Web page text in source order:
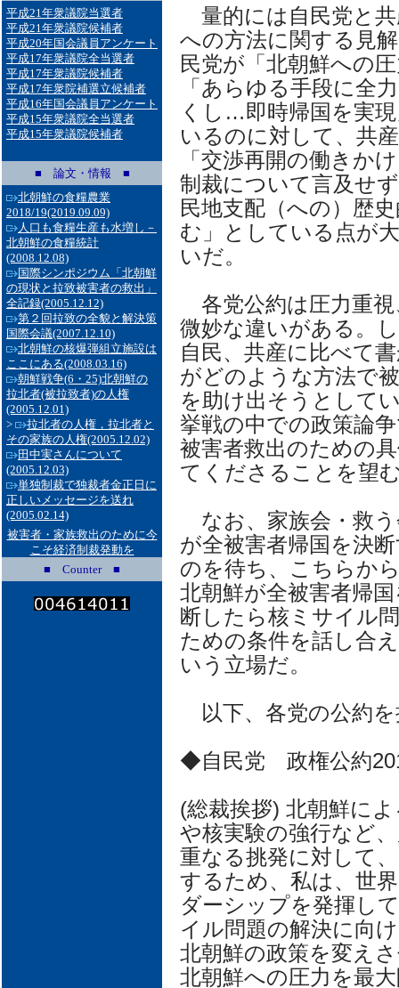
平成21年衆議院当選者
平成21年衆議院候補者
平成20年国会議員アンケート
平成17年衆議院全当選者
平成17年衆議院候補者
平成17年衆院補選立候補者
平成16年国会議員アンケート
平成15年衆議院全当選者
平成15年衆議院候補者
■ 論文・情報 ■
北朝鮮の食糧農業
2018/19(2019.09.09)
人口も食糧生産も水増し－
北朝鮮の食糧統計
(2008.12.08)
国際シンポジウム「北朝鮮
の現状と拉致被害者の救出」
全記録(2005.12.12)
第２回拉致の全貌と解決策
国際会議(2007.12.10)
北朝鮮の核爆弾組立施設は
ここにある(2008.03.16)
朝鮮戦争(6・25)北朝鮮の
拉北者(被拉致者)の人権
(2005.12.01)
>
拉北者の人権，拉北者と
その家族の人権(2005.12.02)
田中実さんについて
(2005.12.03)
単独制裁で独裁者金正日に
正しいメッセージを送れ
(2005.02.14)
被害者・家族救出のために今
こそ経済制裁発動を
■ Counter ■
量的には自民党と
への方法に関する見
民党が「北朝鮮への
「あらゆる手段に全
くし…即時帰国を実
いるのに対して、共
「交渉再開の働きか
制裁について言及せ
民地支配（への）歴
む」としている点が
いだ。
各党公約は圧力重
微妙な違いがある。
自民、共産に比べて
がどのような方法で
を助け出そうとして
挙戦の中での政策論
被害者救出のための
てくださることを望
なお、家族会・救
が全被害者帰国を決
のを待ち、こちらか
北朝鮮が全被害者帰
断したら核ミサイル
ための条件を話し合
いう立場だ。
以下、各党の公約
◆自民党 政権公約
(総裁挨拶) 北朝鮮に
や核実験の強行など
重なる挑発に対して
するため、私は、世
ダーシップを発揮し
イル問題の解決に向
北朝鮮の政策を変え
北朝鮮への圧力を最